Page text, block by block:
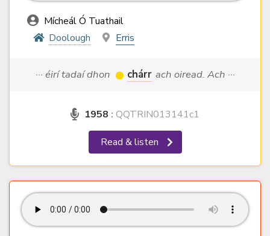
Mícheál Ó Tuathail
Doolough
Erris
··· éirí tadaí dhon chárr ach oiread. Ach ···
1958 : QQTRIN013141c1
Read & listen